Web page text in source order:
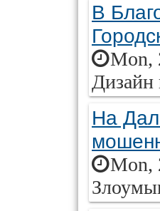
В
Mon,
Дизайн
На
Mon,